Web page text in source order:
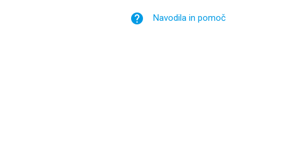
help Navodila in pomoč